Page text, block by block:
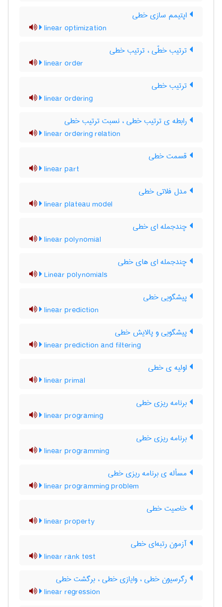
اپتیمم سازی خطی
linear optimization
ترتیب خطّی ، ترتیب خطی
linear order
ترتیب خطی
linear ordering
رابطه ی ترتیب خطی ، نسبت ترتیب خطی
linear ordering relation
قسمت خطی
linear part
مدل فلاتی خطی
linear plateau model
چندجمله ای خطی
linear polynomial
چندجمله ای های خطی
Linear polynomials
پیشگویی خطی
linear prediction
پیشگویی و پالایش خطی
linear prediction and filtering
اولیه ی خطی
linear primal
برنامه ریزی خطی
linear programing
برنامه ریزی خطی
linear programming
مسأله ی برنامه ریزی خطی
linear programming problem
خاصیت خطی
linear property
آزمون رتبه‌ای خطی
linear rank test
رگرسیون خطی ، وایازی خطی ، برگشت خطی
linear regression